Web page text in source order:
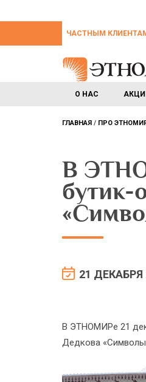
ЧАСТНЫМ
О НАС
ГЛАВНАЯ ПРО
В
бутик-
21 ДЕКАБРЯ
В ЭТНОМИРе 21
Дедкова